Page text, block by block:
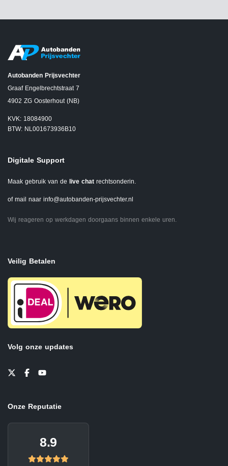
Autobanden Prijsvechter
Graaf Engelbrechtstraat 7
4902 ZG Oosterhout (NB)
KVK: 18084900
BTW: NL001673936B10
Digitale Support
Maak gebruik van de live chat rechtsonderin.
of mail naar info@autobanden-prijsvechter.nl
Wij reageren op werkdagen doorgaans binnen enkele uren.
Veilig Betalen
Volg onze updates
Onze Reputatie
8.9